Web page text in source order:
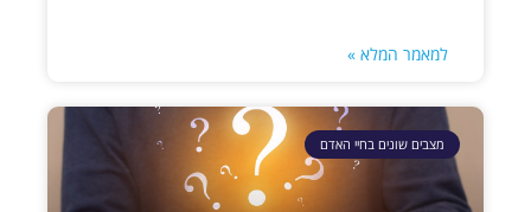
למאמר המלא »
מצבים שונים בחיי האדם